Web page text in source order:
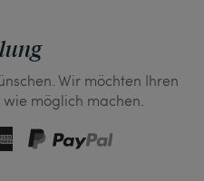
Wir möchten Ihren
möglich machen.